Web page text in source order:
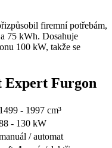
firemní potřebám,
75 kWh. Dosahuje
100 kW, takže se
Expert Furgon
1499 - 1997 cm³
- 130 kW
/ automat